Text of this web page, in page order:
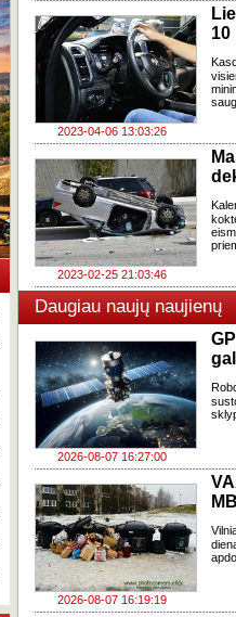
2023-04-06 13:03:26
10
2023-02-25 21:03:46
Daugiau naujų naujienų
2026-08-07 16:27:00
2026-08-07 16:19:19